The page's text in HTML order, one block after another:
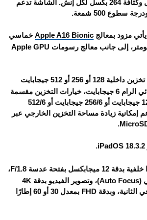
بدقة 1640×2360 بكسل وكثافة 264 بكسل لكل إنش. الشاشة تدعم
Apple A16 Bionic خماسي
النوى، بدقة تصنيع 4 نانومتر، إلى جانب معالج رسومات Apple GPU
التابلت يأتي بذاكرة تخزين داخلية 128 أو 256 أو 512 جيجابايت
وذاكرة الوصول العشوائي الرام 6 جيجابايت، خيارات التخزين مقسمة
على النحو التالي: 128/6 جيجابايت أو 256/6 جيجابايت أو 512/6
إمكانية زيادة مساحة التخزين الخارجي عبر
يأتي التابلت بكاميرا خلفية بدقة 12 ميجابكسل بفتحة عدسة F/1.8،
مع دعم التركيز التلقائي (Auto Focus)، وتصوير الفيديو بدقة 4K
بمعدل 30 أو 60 إطارًا في الثانية، وبدقة FHD بمعدل 30 أو 60 إطارًا